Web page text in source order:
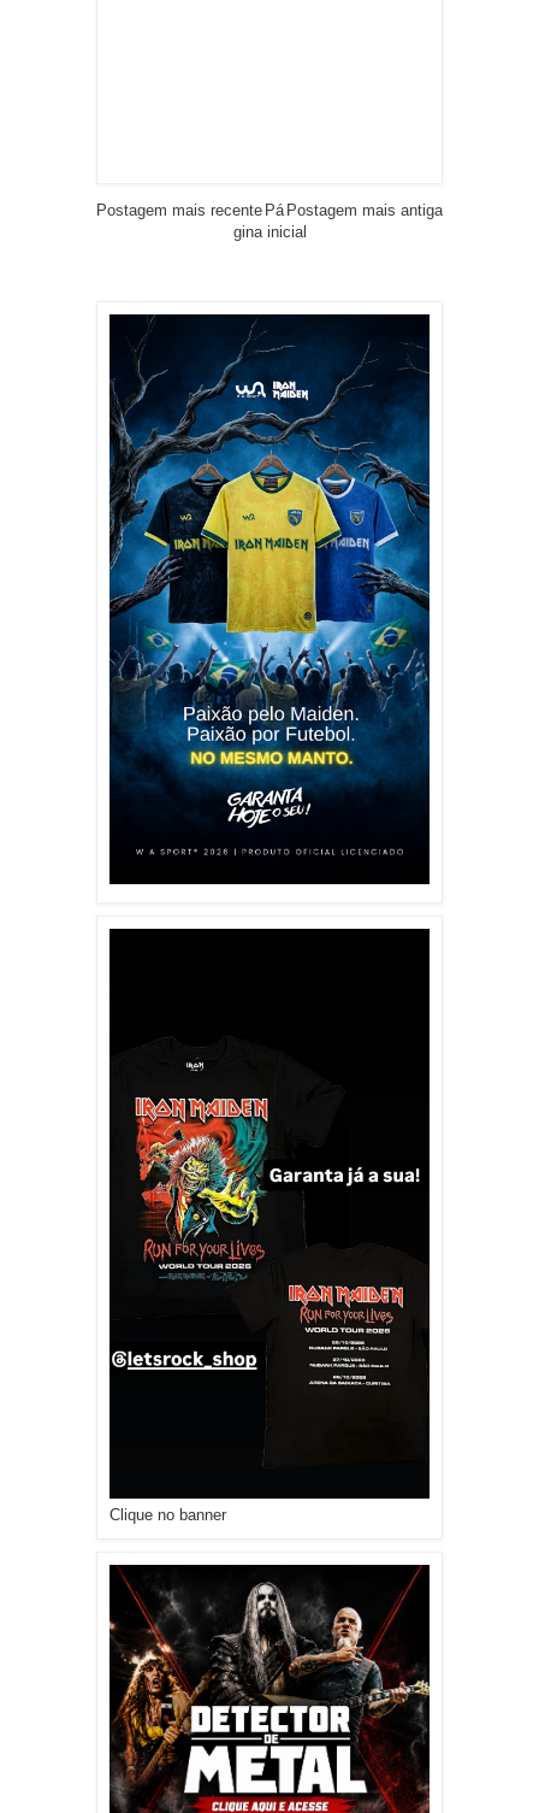
Postagem mais recente Postagem mais antiga
Pá
gina inicial
Clique no banner